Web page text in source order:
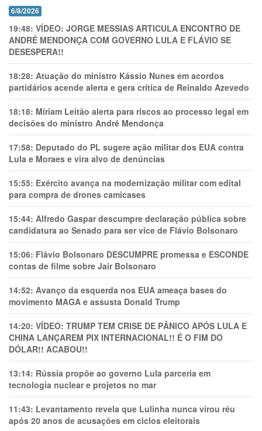
6/8/2026
19:48: VÍDEO: JORGE MESSIAS ARTICULA ENCONTRO DE
ANDRÉ MENDONÇA COM GOVERNO LULA E FLÁVIO SE
DESESPERA!!
18:28: Atuação do ministro Kássio Nunes em acordos
partidários acende alerta e gera crítica de Reinaldo Azevedo
18:18: Míriam Leitão alerta para riscos ao processo legal em
decisões do ministro André Mendonça
17:58: Deputado do PL sugere ação militar dos EUA contra
Lula e Moraes e vira alvo de denúncias
15:55: Exército avança na modernização militar com edital
para compra de drones camicases
15:44: Alfredo Gaspar descumpre declaração pública sobre
candidatura ao Senado para ser vice de Flávio Bolsonaro
15:06: Flávio Bolsonaro DESCUMPRE promessa e ESCONDE
contas de filme sobre Jair Bolsonaro
14:52: Avanço da esquerda nos EUA ameaça bases do
movimento MAGA e assusta Donald Trump
14:20: VÍDEO: TRUMP TEM CRlSE DE PÂNlCO APÓS LULA E
CHINA LANÇAREM PIX INTERNACIONAL!! É O FIM DO
DÓLAR!! ACABOU!!
13:14: Rússia propõe ao governo Lula parceria em
tecnologia nuclear e projetos no mar
11:43: Levantamento revela que Lulinha nunca virou réu
após 20 anos de acusações em ciclos eleitorais